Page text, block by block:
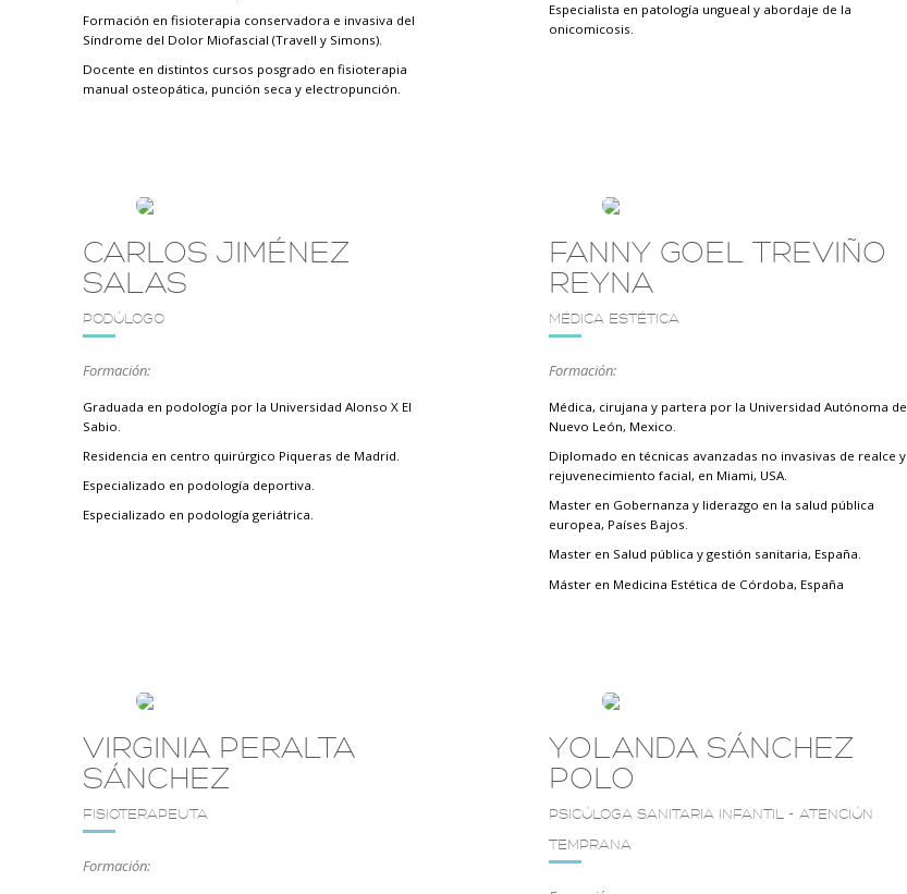
Formación en fisioterapia conservadora e invasiva del
Síndrome del Dolor Miofascial (Travell y Simons).
Docente en distintos cursos posgrado en fisioterapia
manual osteopática, punción seca y electropunción.
Especialista en patología ungueal y abordaje de la
onicomicosis.
CARLOS JIMÉNEZ
SALAS
PODÓLOGO
Formación:
Graduada en podología por la Universidad Alonso X El
Sabio.
Residencia en centro quirúrgico Piqueras de Madrid.
Especializado en podología deportiva.
Especializado en podología geriátrica.
FANNY GOEL TREVIÑO
REYNA
MÉDICA ESTÉTICA
Formación:
Médica, cirujana y partera por la Universidad Autónoma de
Nuevo León, Mexico.
Diplomado en técnicas avanzadas no invasivas de realce y
rejuvenecimiento facial, en Miami, USA.
Master en Gobernanza y liderazgo en la salud pública
europea, Países Bajos.
Master en Salud pública y gestión sanitaria, España.
Máster en Medicina Estética de Córdoba, España
VIRGINIA PERALTA
SÁNCHEZ
FISIOTERAPEUTA
Formación:
YOLANDA SÁNCHEZ
POLO
PSICÓLOGA SANITARIA INFANTIL - ATENCIÓN
TEMPRANA